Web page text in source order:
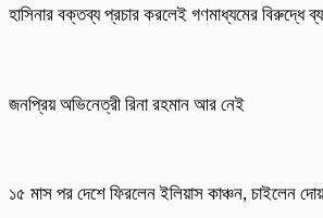
হাসিনার বক্তব্য প্রচার করলেই গণমাধ্যমের বিরুদ্ধে
জনপ্রিয় অভিনেত্রী রিনা রহমান আর নেই
১৫ মাস পর দেশে ফিরলেন ইলিয়াস কাঞ্চন, চাইলেন